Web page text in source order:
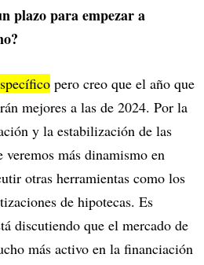
plazo para empezar a
pero creo que el año que
mejores a las de 2024. Por la
y la estabilización de las
veremos más dinamismo en
otras herramientas como los
de hipotecas. Es
discutiendo que el mercado de
más activo en la financiación